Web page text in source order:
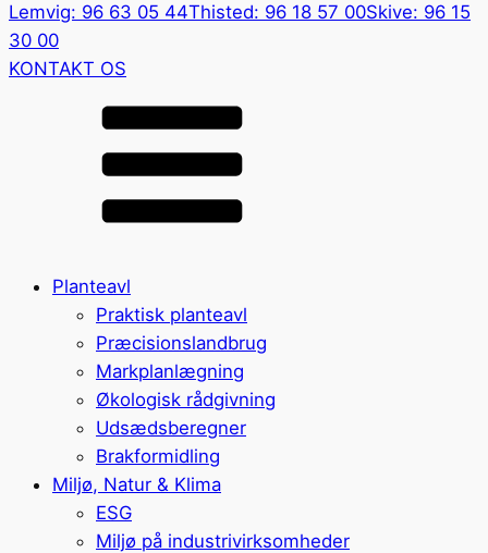
Lemvig: 96 63 05 44Thisted: 96 18 57 00Skive: 96 15
30 00
KONTAKT OS
Planteavl
Praktisk planteavl
Præcisionslandbrug
Markplanlægning
Økologisk rådgivning
Udsædsberegner
Brakformidling
Miljø, Natur & Klima
ESG
Miljø på industrivirksomheder